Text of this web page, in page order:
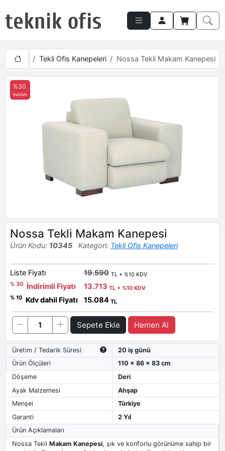
Tekli Ofis Kanepeleri Nossa Tekli Makam Kanepesi
%30
indirim
Nossa Tekli Makam Kanepesi
Ürün Kodu: 10345 Kategori: Tekli Ofis Kanepeleri
Liste Fiyatı 19.590 TL + %10 KDV
% 30
İndirimli Fiyatı 13.713 TL + %10 KDV
% 10
Kdv dahil Fiyatı 15.084 TL
Sepete Ekle Hemen Al
Üretim / Tedarik Süresi
20 iş günü
Ürün Ölçüleri
110 x 86 x 83 cm
Döşeme
Deri
Ayak Malzemesi
Ahşap
Menşei
Türkiye
Garanti
2 Yıl
Ürün Açıklamaları
Nossa Tekli Makam Kanepesi, şık ve konforlu görünüme sahip bir